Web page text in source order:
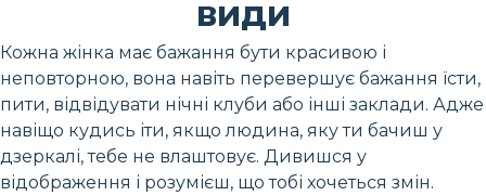
види
Кожна жінка має бажання бути красивою і
неповторною, вона навіть перевершує бажання їсти,
пити, відвідувати нічні клуби або інші заклади. Адже
навіщо кудись іти, якщо людина, яку ти бачиш у
дзеркалі, тебе не влаштовує. Дивишся у
відображення і розумієш, що тобі хочеться змін.